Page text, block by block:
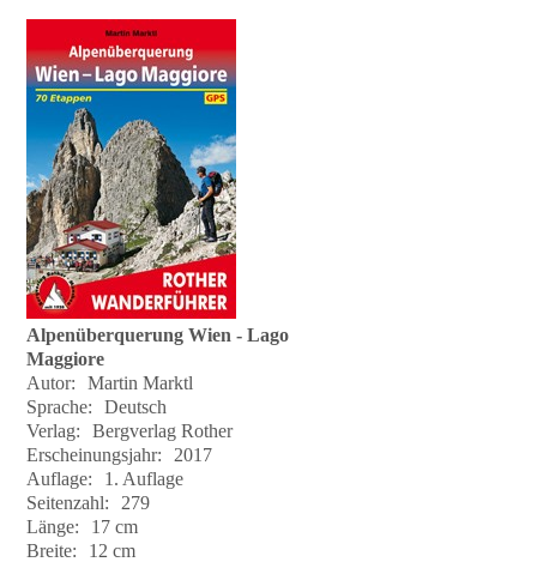
Alpenüberquerung Wien - Lago
Maggiore
Autor:
Martin Marktl
Sprache:
Deutsch
Verlag:
Bergverlag Rother
Erscheinungsjahr:
2017
Auflage:
1. Auflage
Seitenzahl:
279
Länge:
17 cm
Breite:
12 cm